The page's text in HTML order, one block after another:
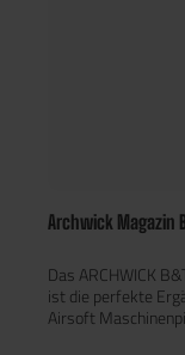
Archwick Magazin
Das ARCHWICK
ist die perfekte
Airsoft